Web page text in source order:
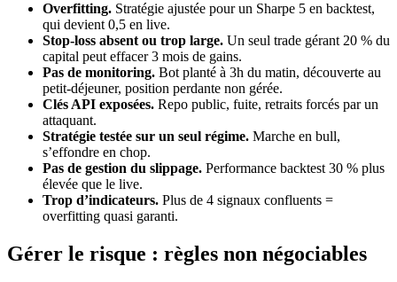
Overfitting. Stratégie ajustée pour un Sharpe 5 en backtest,
qui devient 0,5 en live.
Stop-loss absent ou trop large. Un seul trade gérant 20 % du
capital peut effacer 3 mois de gains.
Pas de monitoring. Bot planté à 3h du matin, découverte au
petit-déjeuner, position perdante non gérée.
Clés API exposées. Repo public, fuite, retraits forcés par un
attaquant.
Stratégie testée sur un seul régime. Marche en bull,
s’effondre en chop.
Pas de gestion du slippage. Performance backtest 30 % plus
élevée que le live.
Trop d’indicateurs. Plus de 4 signaux confluents =
overfitting quasi garanti.
Gérer le risque : règles non négociables